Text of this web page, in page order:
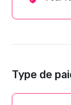
Type de